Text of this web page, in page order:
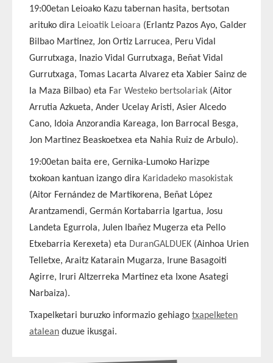
19:00etan Leioako Kazu tabernan hasita, bertsotan
arituko dira Leioatik Leioara (Erlantz Pazos Ayo, Galder
Bilbao Martinez, Jon Ortiz Larrucea, Peru Vidal
Gurrutxaga, Inazio Vidal Gurrutxaga, Beñat Vidal
Gurrutxaga, Tomas Lacarta Alvarez eta Xabier Sainz de
la Maza Bilbao) eta Far Westeko bertsolariak (Aitor
Arrutia Azkueta, Ander Ucelay Aristi, Asier Alcedo
Cano, Idoia Anzorandia Kareaga, Ion Barrocal Besga,
Jon Martinez Beaskoetxea eta Nahia Ruiz de Arbulo).
19:00etan baita ere, Gernika-Lumoko Harizpe
txokoan kantuan izango dira Karidadeko masokistak
(Aitor Fernández de Martikorena, Beñat López
Arantzamendi, Germán Kortabarria Igartua, Josu
Landeta Egurrola, Julen Ibañez Mugerza eta Pello
Etxebarria Kerexeta) eta DuranGALDUEK (Ainhoa Urien
Telletxe, Araitz Katarain Mugarza, Irune Basagoiti
Agirre, Iruri Altzerreka Martinez eta Ixone Asategi
Narbaiza).
Txapelketari buruzko informazio gehiago txapelketen
atalean duzue ikusgai.